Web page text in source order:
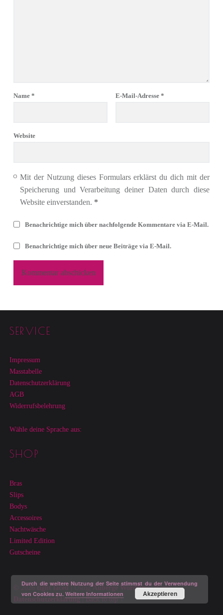
Name * E-Mail-Adresse *
Website
Mit der Nutzung dieses Formulars erklärst du dich mit der
Speicherung und Verarbeitung deiner Daten durch diese
Website einverstanden. *
Benachrichtige mich über nachfolgende Kommentare via E-Mail.
Benachrichtige mich über neue Beiträge via E-Mail.
SERVICE
Impressum
Masstabelle
Datenschutzerklärung
AGB
Widerrufsbelehrung
Wähle deine Sprache aus:
SHOP
Bras
Slips
Bodys
Accessoires
Nachtwäsche
Limited Edition
Gutscheine
© 2026tight laced |UsingAuberge WordPresstheme.|
Datenschutzerklärung |Back to top ↑
Durch die weitere Nutzung der Seite stimmst du der Verwendung
von Cookies zu.Weitere Informationen Akzeptieren